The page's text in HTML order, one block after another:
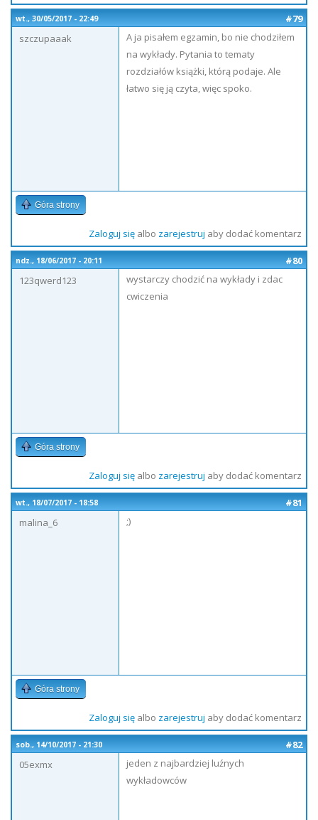
wt., 30/05/2017 - 22:49
#79
szczupaaak
A ja pisałem egzamin, bo nie chodziłem
na wykłady. Pytania to tematy
rozdziałów książki, którą podaje. Ale
łatwo się ją czyta, więc spoko.
Góra strony
Zaloguj sięalbo zarejestruj aby dodać komentarz
ndz., 18/06/2017 - 20:11
#80
123qwerd123
wystarczy chodzić na wykłady i zdac
cwiczenia
Góra strony
Zaloguj sięalbo zarejestruj aby dodać komentarz
wt., 18/07/2017 - 18:58
#81
malina_6
;)
Góra strony
Zaloguj sięalbo zarejestruj aby dodać komentarz
sob., 14/10/2017 - 21:30
#82
05exmx
jeden z najbardziej luźnych
wykładowców